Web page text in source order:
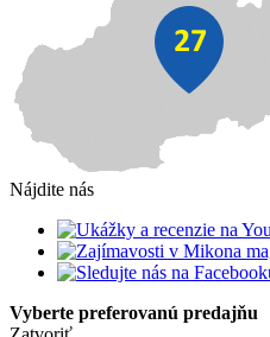
Nájdite nás
Vyberte preferovanú predajňu